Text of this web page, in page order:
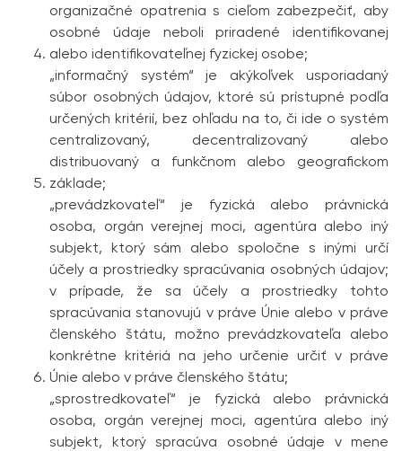
organizačné opatrenia s cieľom zabezpečiť, aby
osobné údaje neboli priradené identifikovanej
alebo identifikovateľnej fyzickej osobe;
„informačný systém“ je akýkoľvek usporiadaný
súbor osobných údajov, ktoré sú prístupné podľa
určených kritérií, bez ohľadu na to, či ide o systém
centralizovaný, decentralizovaný alebo
distribuovaný a funkčnom alebo geografickom
základe;
„prevádzkovateľ“ je fyzická alebo právnická
osoba, orgán verejnej moci, agentúra alebo iný
subjekt, ktorý sám alebo spoločne s inými určí
účely a prostriedky spracúvania osobných údajov;
v prípade, že sa účely a prostriedky tohto
spracúvania stanovujú v práve Únie alebo v práve
členského štátu, možno prevádzkovateľa alebo
konkrétne kritériá na jeho určenie určiť v práve
Únie alebo v práve členského štátu;
„sprostredkovateľ“ je fyzická alebo právnická
osoba, orgán verejnej moci, agentúra alebo iný
subjekt, ktorý spracúva osobné údaje v mene